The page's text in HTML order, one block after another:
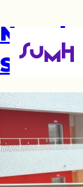
Ny
SUMH